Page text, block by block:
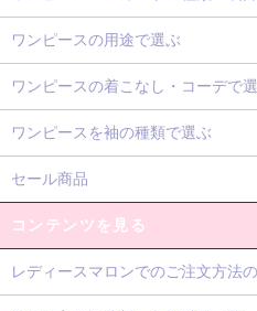
ワンピースの用途で選ぶ
ワンピースの着こなし・コーデで
ワンピースを袖の種類で選ぶ
セール商品
コンテンツを見る
レディースマロンでのご注文方法